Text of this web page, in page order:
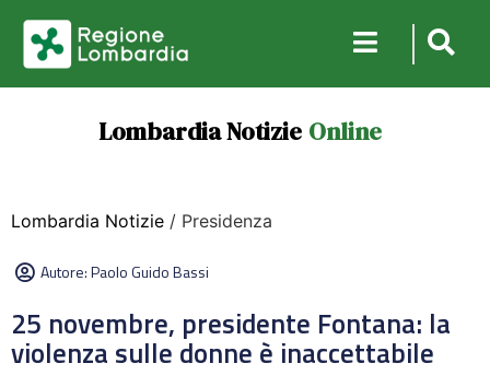
Lombardia Notizie Online
Lombardia Notizie / Presidenza
Autore:Paolo Guido Bassi
25 novembre, presidente Fontana: la
violenza sulle donne è inaccettabile